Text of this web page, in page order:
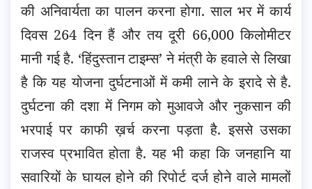
की अनिवार्यता का पालन करना होगा. साल भर में कार्य
दिवस 264 दिन हैं और तय दूरी 66,000 किलोमीटर
मानी गई है. ‘हिंदुस्तान टाइम्स’ ने मंत्री के हवाले से लिखा
है कि यह योजना दुर्घटनाओं में कमी लाने के इरादे से है.
दुर्घटना की दशा में निगम को मुआवजे और नुकसान की
भरपाई पर काफी ख़र्च करना पड़ता है. इससे उसका
राजस्व प्रभावित होता है. यह भी कहा कि जनहानि या
सवारियों के घायल होने की रिपोर्ट दर्ज होने वाले मामलों